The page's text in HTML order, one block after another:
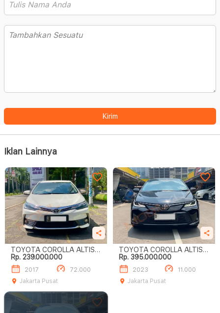
Kirim
Iklan Lainnya
TOYOTA COROLLA ALTIS V
1.8
Rp. 239.000.000
2017
72.000
Jakarta Pusat
TOYOTA COROLLA ALTIS V
1.8
Rp. 395.000.000
2023
11.000
Jakarta Pusat